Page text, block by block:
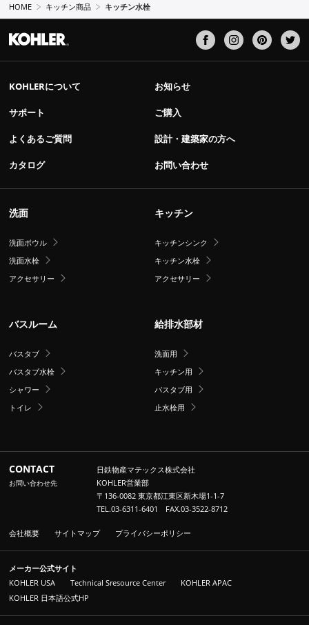
HOME キッチン商品 キッチン水栓
KOHLERについて お知らせ
サポート ご購入
よくあるご質問 設計・建築家の方へ
カタログ お問い合わせ
洗面
洗面ボウル
洗面水栓
アクセサリー
キッチン
キッチンシンク
キッチン水栓
アクセサリー
バスルーム
バスタブ
バスタブ水栓
シャワー
トイレ
給排水部材
洗面用
キッチン用
バスタブ用
止水栓用
CONTACT
お問い合わせ先
日鉄物産マテックス株式会社
KOHLER営業部
〒136-0082 東京都江東区新木場1-1-7
TEL.03-6311-6401 FAX.03-3522-8712
会社概要 サイトマップ プライバシーポリシー
メーカー公式サイト
KOHLER USA
Technical Sresource Center
KOHLER APAC
KOHLER 日本語公式HP